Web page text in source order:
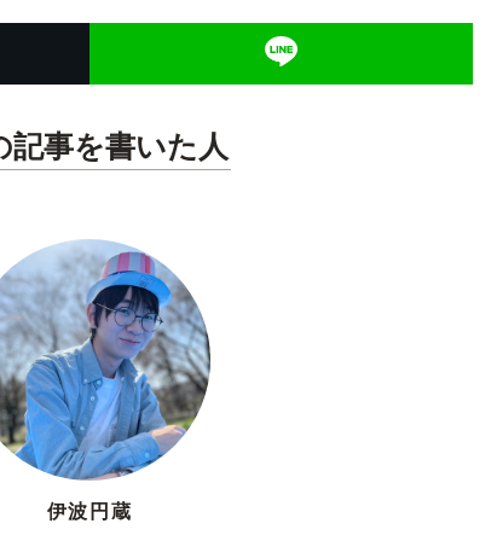
記事を書いた人
伊波円蔵